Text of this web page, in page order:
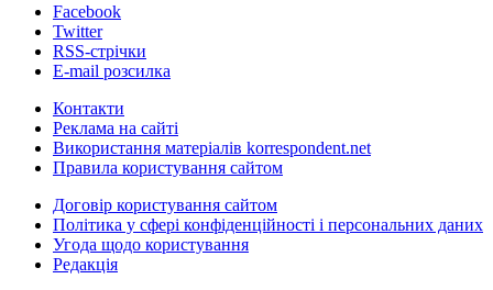
Facebook
Twitter
RSS-стрічки
E-mail розсилка
Контакти
Реклама на сайті
Використання матеріалів korrespondent.net
Правила користування сайтом
Договір користування сайтом
Політика у сфері конфіденційності і персональних даних
Угода щодо користування
Редакція